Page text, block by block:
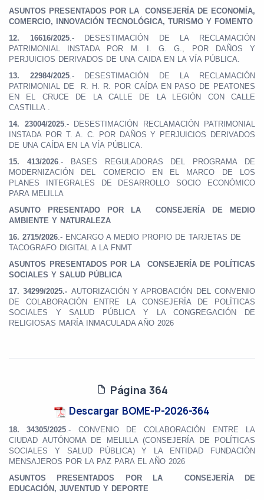
ASUNTOS PRESENTADOS POR LA CONSEJERÍA DE ECONOMÍA,
COMERCIO, INNOVACIÓN TECNOLÓGICA, TURISMO Y FOMENTO
12. 16616/2025.- DESESTIMACIÓN DE LA RECLAMACIÓN
PATRIMONIAL INSTADA POR M. I. G. G., POR DAÑOS Y
PERJUICIOS DERIVADOS DE UNA CAIDA EN LA VÍA PÚBLICA.
13. 22984/2025.- DESESTIMACIÓN DE LA RECLAMACIÓN
PATRIMONIAL DE R. H. R. POR CAÍDA EN PASO DE PEATONES
EN EL CRUCE DE LA CALLE DE LA LEGIÓN CON CALLE
CASTILLA .
14. 23004/2025.- DESESTIMACIÓN RECLAMACIÓN PATRIMONIAL
INSTADA POR T. A. C. POR DAÑOS Y PERJUICIOS DERIVADOS
DE UNA CAÍDA EN LA VÍA PÚBLICA.
15. 413/2026.- BASES REGULADORAS DEL PROGRAMA DE
MODERNIZACIÓN DEL COMERCIO EN EL MARCO DE LOS
PLANES INTEGRALES DE DESARROLLO SOCIO ECONÓMICO
PARA MELILLA
ASUNTO PRESENTADO POR LA CONSEJERÍA DE MEDIO
AMBIENTE Y NATURALEZA
16. 2715/2026.- ENCARGO A MEDIO PROPIO DE TARJETAS DE
TACOGRAFO DIGITAL A LA FNMT
ASUNTOS PRESENTADOS POR LA CONSEJERÍA DE POLÍTICAS
SOCIALES Y SALUD PÚBLICA
17.34299/2025.- AUTORIZACIÓN Y APROBACIÓN DEL CONVENIO
DE COLABORACIÓN ENTRE LA CONSEJERÍA DE POLÍTICAS
SOCIALES Y SALUD PÚBLICA Y LA CONGREGACIÓN DE
RELIGIOSAS MARÍA INMACULADA AÑO 2026
Página 364
Descargar BOME-P-2026-364
18.34305/2025.- CONVENIO DE COLABORACIÓN ENTRE LA
CIUDAD AUTÓNOMA DE MELILLA (CONSEJERÍA DE POLÍTICAS
SOCIALES Y SALUD PÚBLICA) Y LA ENTIDAD FUNDACIÓN
MENSAJEROS POR LA PAZ PARA EL AÑO 2026
ASUNTOS PRESENTADOS POR LA CONSEJERÍA DE
EDUCACIÓN, JUVENTUD Y DEPORTE